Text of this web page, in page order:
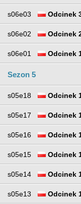
s06e03 Odcinek
s06e02 Odcinek
s06e01 Odcinek
Sezon 5
s05e18 Odcinek
s05e17 Odcinek
s05e16 Odcinek
s05e15 Odcinek
s05e14 Odcinek
s05e13 Odcinek